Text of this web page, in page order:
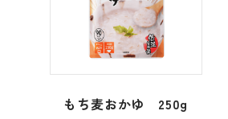
もち麦おかゆ 250g